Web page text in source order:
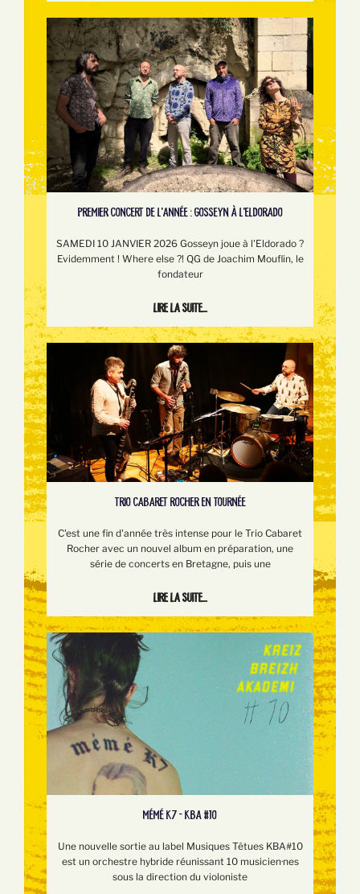
PREMIER CONCERT DE L'ANNÉE : GOSSEYN À L'ELDORADO
SAMEDI 10 JANVIER 2026 Gosseyn joue à l'Eldorado ?
Evidemment ! Where else ?! QG de Joachim Mouflin, le
fondateur
Lire la suite...
TRIO CABARET ROCHER EN TOURNÉE
C'est une fin d'année très intense pour le Trio Cabaret
Rocher avec un nouvel album en préparation, une
série de concerts en Bretagne, puis une
Lire la suite...
MÉMÉ K7 - KBA #10
Une nouvelle sortie au label Musiques Têtues KBA#10
est un orchestre hybride réunissant 10 musicien·nes
sous la direction du violoniste